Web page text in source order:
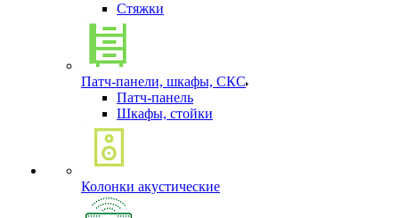
Стяжки
Патч-панели, шкафы, СКС
Патч-панель
Шкафы, стойки
Колонки акустические